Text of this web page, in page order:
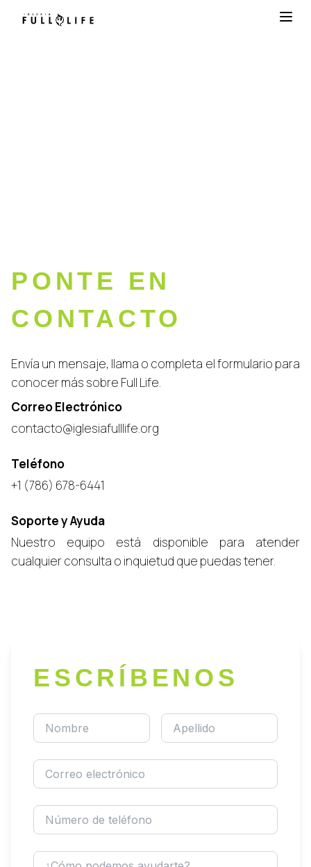
PONTE EN
CONTACTO
Envía un mensaje, llama o completa el formulario para
conocer más sobre Full Life.
Correo Electrónico
contacto@iglesiafulllife.org
Teléfono
+1 (786) 678-6441
Soporte y Ayuda
Nuestro equipo está disponible para atender
cualquier consulta o inquietud que puedas tener.
ESCRÍBENOS